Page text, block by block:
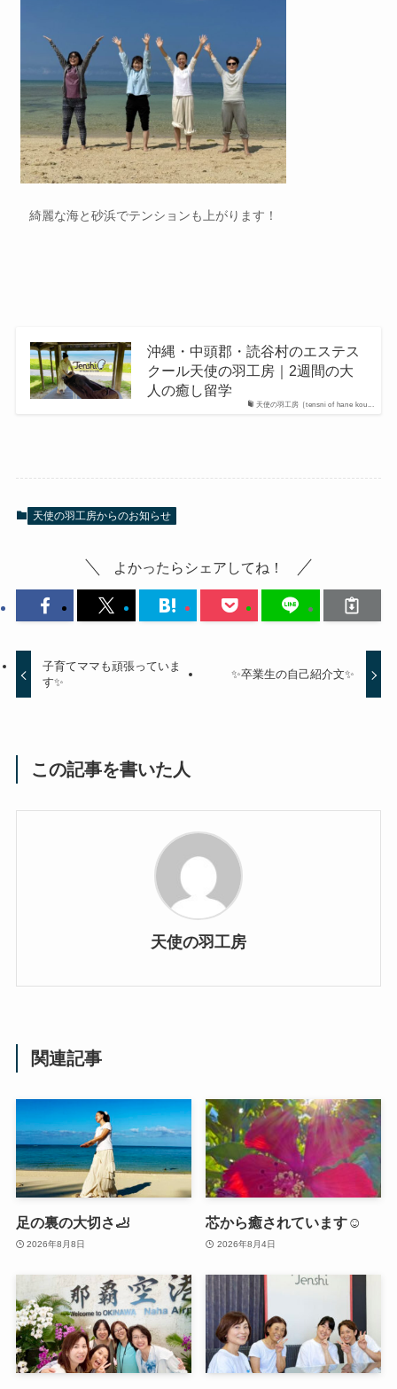
綺麗な海と砂浜でテンションも上がります！
天使の羽工房［tensni of hane kou...
沖縄・中頭郡・読谷村のエステス
クール天使の羽工房｜2週間の大
人の癒し留学
天使の羽工房からのお知らせ
よかったらシェアしてね！
子育てママも頑張っていま
す✨
✨卒業生の自己紹介文✨
この記事を書いた人
天使の羽工房
関連記事
足の裏の大切さ🦶
2026年8月8日
芯から癒されています☺️
2026年8月4日